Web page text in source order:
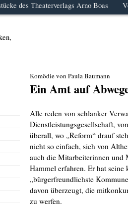
des Theaterverlags Arno Boas
Komödie von Paula Baumann
Ein Amt auf
Alle reden von schlanker
Dienstleistungsgesellschaft,
überall, wo „Reform“ drauf
nicht so einfach, sich von
auch die Mitarbeiterinnen
Hammel erfahren. Er hat
„bürgerfreundlichste
davon überzeugt, die
zu werfen.